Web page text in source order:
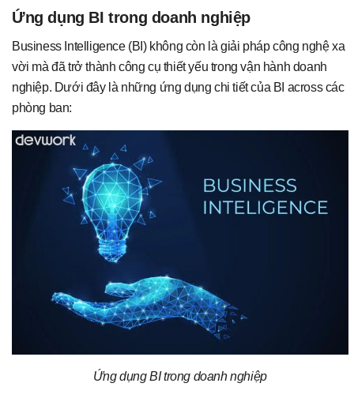
Ứng dụng BI trong doanh nghiệp
Business Intelligence (BI) không còn là giải pháp công nghệ xa
vời mà đã trở thành công cụ thiết yếu trong vận hành doanh
nghiệp. Dưới đây là những ứng dụng chi tiết của BI across các
phòng ban:
Ứng dụng BI trong doanh nghiệp